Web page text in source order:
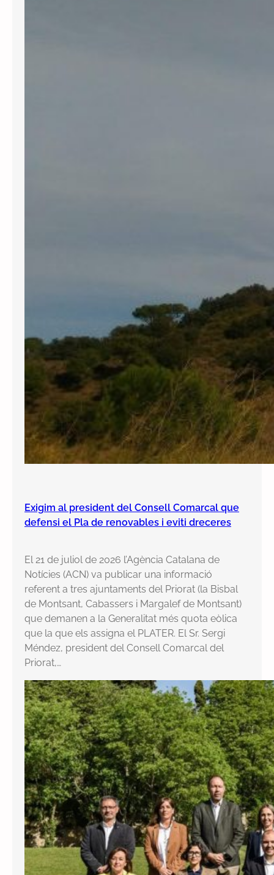
Exigim al president del Consell Comarcal que
defensi el Pla de renovables i eviti dreceres
El 21 de juliol de 2026 l’Agència Catalana de
Notícies (ACN) va publicar una informació
referent a tres ajuntaments del Priorat (la Bisbal
de Montsant, Cabassers i Margalef de Montsant)
que demanen a la Generalitat més quota eòlica
que la que els assigna el PLATER. El Sr. Sergi
Méndez, president del Consell Comarcal del
Priorat,…